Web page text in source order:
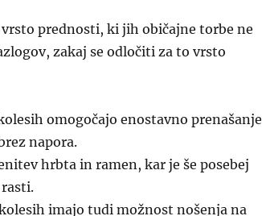
prednosti, ki jih običajne torbe ne
zakaj se odločiti za to vrsto
omogočajo enostavno prenašanje
napora.
hrbta in ramen, kar je še posebej
imajo tudi možnost nošenja na